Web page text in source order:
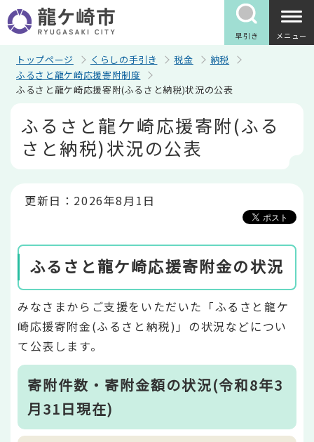
の
ペ
早引き メニュー
トップページ くらしの手引き 税金
納税
ふるさと龍ケ崎応援寄附制度
ふるさと龍ケ崎応援寄附(ふるさと納税)状況の公表
ふるさと龍ケ崎応援寄附(ふる
さと納税)状況の公表
更新日：2026年8月1日
ふるさと龍ケ崎応援寄附金の状況
みなさまからご支援をいただいた「ふるさと龍ケ
崎応援寄附金(ふるさと納税)」の状況などについ
て公表します。
寄附件数・寄附金額の状況(令和8年3
月31日現在)